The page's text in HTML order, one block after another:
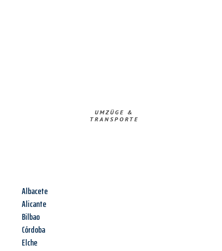
UMZÜGE &
TRANSPORTE
Albacete
Alicante
Bilbao
Córdoba
Elche